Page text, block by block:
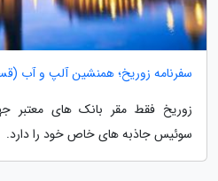
سفرنامه زوریخ؛ همنشین آلپ و آب
زوریخ فقط مقر بانک های معتبر
سوئیس جاذبه های خاص خود را دارد.